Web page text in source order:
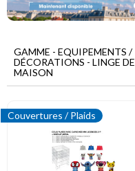
Déstockage
Menu
principal
/
Décorations
maison
GAMME - EQUIPEMENTS /
DÉCORATIONS - LINGE DE
MAISON
Couvertures / Plaids